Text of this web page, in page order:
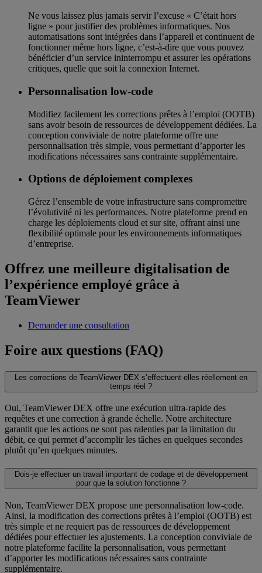
Ne vous laissez plus jamais servir l’excuse « C’était hors
ligne » pour justifier des problèmes informatiques. Nos
automatisations sont intégrées dans l’appareil et continuent de
fonctionner même hors ligne, c’est-à-dire que vous pouvez
bénéficier d’un service ininterrompu et assurer les opérations
critiques, quelle que soit la connexion Internet.
Personnalisation low-code
Modifiez facilement les corrections prêtes à l’emploi (OOTB)
sans avoir besoin de ressources de développement dédiées. La
conception conviviale de notre plateforme offre une
personnalisation très simple, vous permettant d’apporter les
modifications nécessaires sans contrainte supplémentaire.
Options de déploiement complexes
Gérez l’ensemble de votre infrastructure sans compromettre
l’évolutivité ni les performances. Notre plateforme prend en
charge les déploiements cloud et sur site, offrant ainsi une
flexibilité optimale pour les environnements informatiques
d’entreprise.
Offrez une meilleure digitalisation de
l’expérience employé grâce à
TeamViewer
Demander une consultation
Foire aux questions (FAQ)
Les corrections de TeamViewer DEX s’effectuent-elles réellement en
temps réel ?
Oui, TeamViewer DEX offre une exécution ultra-rapide des
requêtes et une correction à grande échelle. Notre architecture
garantit que les actions ne sont pas ralenties par la limitation du
débit, ce qui permet d’accomplir les tâches en quelques secondes
plutôt qu’en quelques minutes.
Dois-je effectuer un travail important de codage et de développement
pour que la solution fonctionne ?
Non, TeamViewer DEX propose une personnalisation low-code.
Ainsi, la modification des corrections prêtes à l’emploi (OOTB) est
très simple et ne requiert pas de ressources de développement
dédiées pour effectuer les ajustements. La conception conviviale de
notre plateforme facilite la personnalisation, vous permettant
d’apporter les modifications nécessaires sans contrainte
supplémentaire.